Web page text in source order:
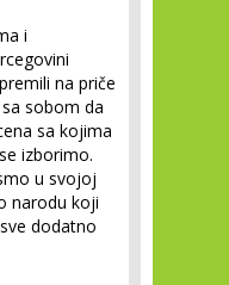
i
na priče
sobom da
sa kojima
izborimo.
u svojoj
narodu koji
dodatno